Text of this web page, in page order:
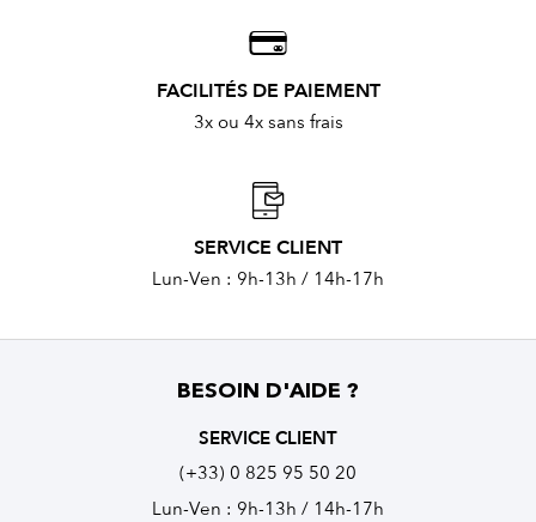
FACILITÉS DE PAIEMENT
3x ou 4x sans frais
SERVICE CLIENT
Lun-Ven : 9h-13h / 14h-17h
BESOIN D'AIDE ?
SERVICE CLIENT
(+33) 0 825 95 50 20
Lun-Ven : 9h-13h / 14h-17h